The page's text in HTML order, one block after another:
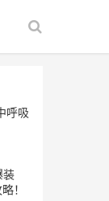
呼吸
装
！